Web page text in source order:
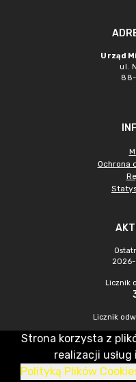
Urząd
ul.
Ochrona
Licznik
Licznik
CMS & Hosting: Nefeni Sp. z o.o.
Strona korzysta z
realizacji
Polityką Plików